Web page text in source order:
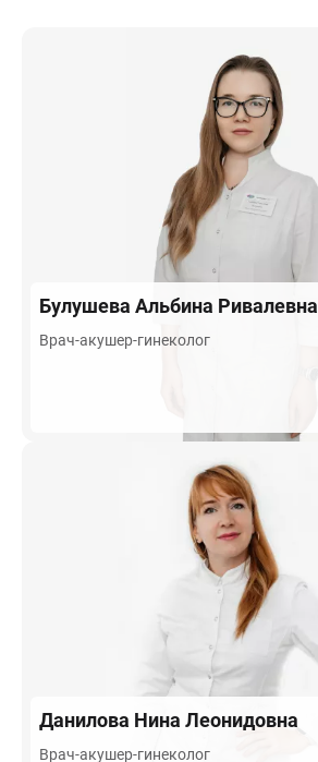
Булушева Альбина Ривалевна
Врач-акушер-гинеколог
Данилова Нина Леонидовна
Врач-акушер-гинеколог